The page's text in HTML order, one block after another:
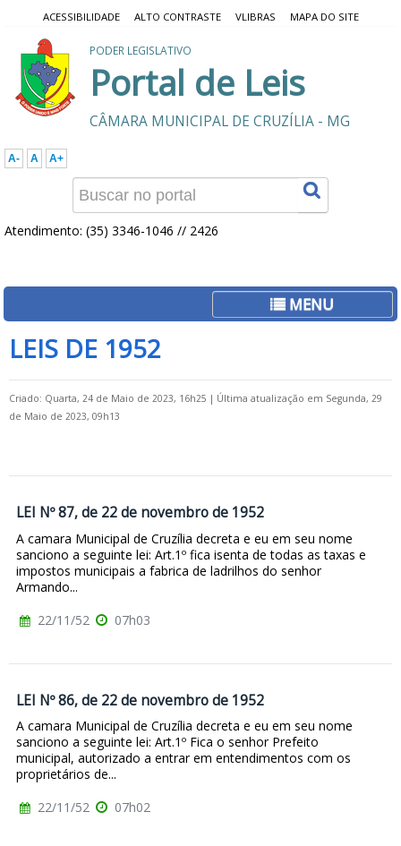
ACESSIBILIDADE ALTO CONTRASTE VLIBRAS MAPA DO SITE
PODER LEGISLATIVO
Portal de Leis
CÂMARA MUNICIPAL DE CRUZÍLIA - MG
A- A A+
Atendimento: (35) 3346-1046 // 2426
MENU
LEIS DE 1952
Criado: Quarta, 24 de Maio de 2023, 16h25 | Última atualização em Segunda, 29
de Maio de 2023, 09h13
LEI Nº 87, de 22 de novembro de 1952
A camara Municipal de Cruzília decreta e eu em seu nome
sanciono a seguinte lei: Art.1º fica isenta de todas as taxas e
impostos municipais a fabrica de ladrilhos do senhor
Armando...
22/11/52
07h03
LEI Nº 86, de 22 de novembro de 1952
A camara Municipal de Cruzília decreta e eu em seu nome
sanciono a seguinte lei: Art.1º Fica o senhor Prefeito
municipal, autorizado a entrar em entendimentos com os
proprietários de...
22/11/52
07h02